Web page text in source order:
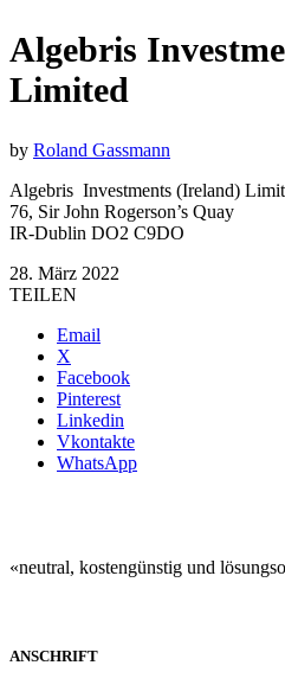
Algebris
Limited
by Roland Gassmann
Algebris Investments (Ireland)
76, Sir John Rogerson’s Quay
IR-Dublin DO2 C9DO
28. März 2022
TEILEN
Email
X
Facebook
Pinterest
Linkedin
Vkontakte
WhatsApp
«neutral, kostengünstig und
ANSCHRIFT